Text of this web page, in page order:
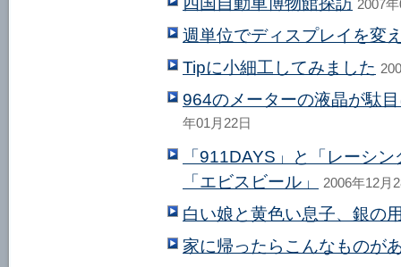
2007
週単位でディスプレイを変
Tipに小細工してみました
964のメーターの液晶が駄
年01月22日
「911DAYS」と「レーシ
「エビスビール」
2006年12月
白い娘と黄色い息子、銀の
家に帰ったらこんなものが